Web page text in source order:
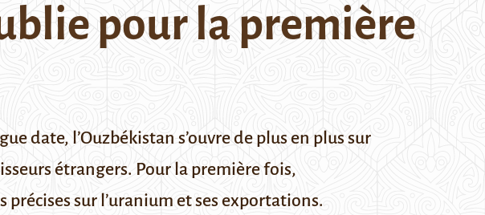
pour la première
date, l’Ouzbékistan s’ouvre de plus en plus sur
étrangers. Pour la première fois,
sur l’uranium et ses exportations.